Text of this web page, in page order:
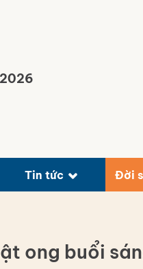
2026
Tin tức Đời
ong buổi